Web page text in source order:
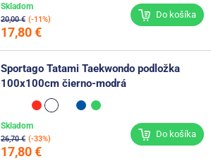
20,00 € (-11%)
17,80 €
Skladom
Do košíka
Sportago Tatami Taekwondo podložka
100x100cm čierno-modrá
26,70 € (-33%)
17,80 €
Skladom
Do košíka